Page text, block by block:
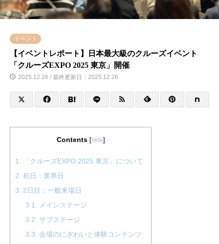
イベント
【イベントレポート】日本最大級のクルーズイベント
「クルーズEXPO 2025 東京」開催
2025.12.26 / 最終更新日：2025.12.26
Contents [hide]
1.
「クルーズEXPO 2025 東京」について
2. 初日：業界日
3.
2日目：一般来場日
3.1.
メインステージ
3.2. サブステージ
3.3. 会場のにぎわいと体験コンテンツ